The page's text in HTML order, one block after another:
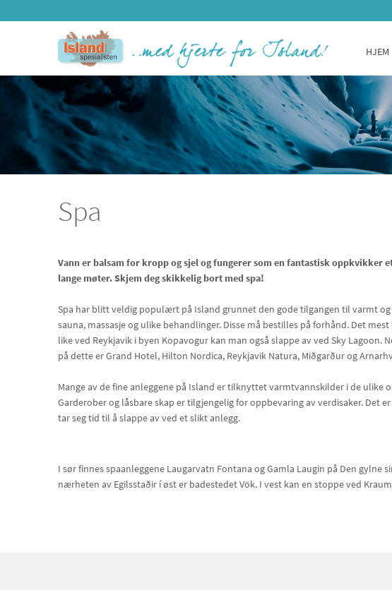
HJEM
Spa
Vann er balsam for kropp og sjel og fungerer som en fantastisk
lange møter. Skjem deg skikkelig bort med spa!
Spa har blitt veldig populært på Island grunnet den gode tilgangen til varmt
sauna, massasje og ulike behandlinger. Disse må bestilles på forhånd. Det
like ved Reykjavik i byen Kopavogur kan man også slappe av ved Sky Lagoon.
på dette er Grand Hotel, Hilton Nordica, Reykjavik Natura, Miðgarður og
Mange av de fine anleggene på Island er tilknyttet varmtvannskilder i de ulike
Garderober og låsbare skap er tilgjengelig for oppbevaring av verdisaker. Det
tar seg tid til å slappe av ved et slikt anlegg.
I sør finnes spaanleggene Laugarvatn Fontana og Gamla Laugin på Den gylne
nærheten av Egilsstaðir í øst er badestedet Vök. I vest kan en stoppe ved